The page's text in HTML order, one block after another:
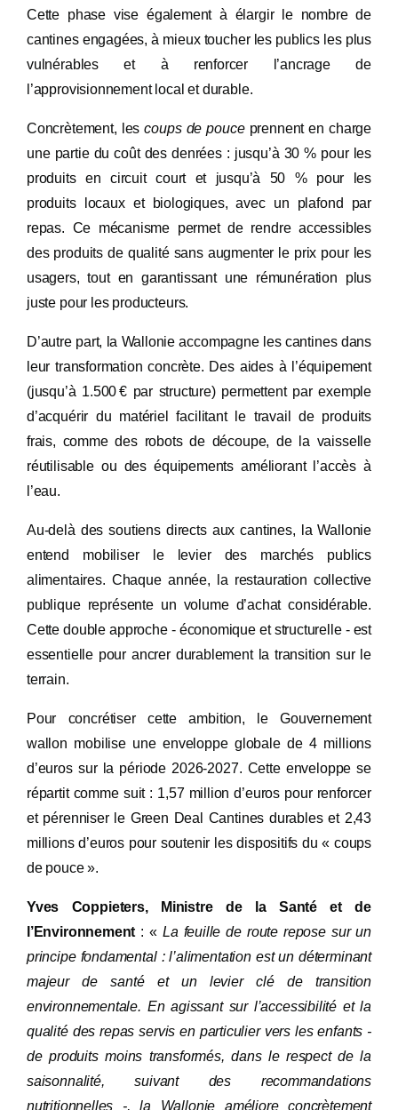
Cette phase vise également à élargir le nombre de
cantines engagées, à mieux toucher les publics les plus
vulnérables et à renforcer l’ancrage de
l’approvisionnement local et durable.
Concrètement, lescoups de pouceprennent en charge
une partie du coût des denrées : jusqu’à 30 % pour les
produits en circuit court et jusqu’à 50 % pour les
produits locaux et biologiques, avec un plafond par
repas. Ce mécanisme permet de rendre accessibles
des produits de qualité sans augmenter le prix pour les
usagers, tout en garantissant une rémunération plus
juste pour les producteurs.
D’autre part, la Wallonie accompagne les cantines dans
leur transformation concrète. Des aides à l’équipement
(jusqu’à 1.500 € par structure) permettent par exemple
d’acquérir du matériel facilitant le travail de produits
frais, comme des robots de découpe, de la vaisselle
réutilisable ou des équipements améliorant l’accès à
l’eau.
Au-delà des soutiens directs aux cantines, la Wallonie
entend mobiliser le levier des marchés publics
alimentaires. Chaque année, la restauration collective
publique représente un volume d’achat considérable.
Cette double approche - économique et structurelle - est
essentielle pour ancrer durablement la transition sur le
terrain.
Pour concrétiser cette ambition, le Gouvernement
wallon mobilise une enveloppe globale de 4 millions
d’euros sur la période 2026-2027. Cette enveloppe se
répartit comme suit : 1,57 million d’euros pour renforcer
et pérenniser le Green Deal Cantines durables et 2,43
millions d’euros pour soutenir les dispositifs du « coups
de pouce ».
Yves Coppieters, Ministre de la Santé et de
l’Environnement : «La feuille de route repose sur un
principe fondamental : l’alimentation est un déterminant
majeur de santé et un levier clé de transition
environnementale. En agissant sur l’accessibilité et la
qualité des repas servis en particulier vers les enfants -
de produits moins transformés, dans le respect de la
saisonnalité, suivant des recommandations
nutritionnelles -, la Wallonie améliore concrètement